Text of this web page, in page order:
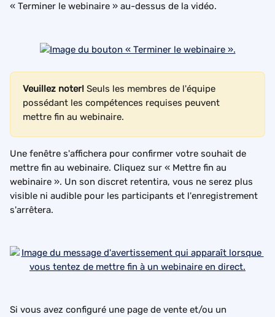
« Terminer le webinaire » au-dessus de la vidéo.
Veuillez noter! Seuls les membres de l'équipe
possédant les compétences requises peuvent
mettre fin au webinaire.
Une fenêtre s'affichera pour confirmer votre souhait de
mettre fin au webinaire. Cliquez sur « Mettre fin au
webinaire ». Un son discret retentira, vous ne serez plus
visible ni audible pour les participants et l'enregistrement
s'arrêtera.
Si vous avez configuré une page de vente et/ou un